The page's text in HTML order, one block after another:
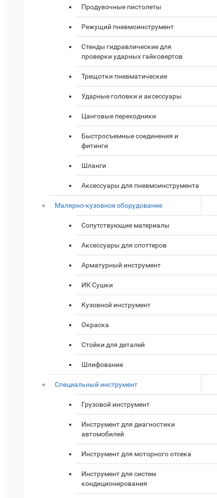
Продувочные пистолеты
Режущий пневмоинструмент
Стенды гидравлические для
проверки ударных гайковертов
Трещотки пневматические
Ударные головки и аксессуары
Цанговые переходники
Быстросъемные соединения и
фитинги
Шланги
Аксессуары для пневмоинструмента
Малярно-кузовное оборудование
Cопутствующие материалы
Аксессуары для споттеров
Арматурный инструмент
ИК Сушки
Кузовной инструмент
Окраска
Стойки для деталей
Шлифование
Специальный инструмент
Грузовой инструмент
Инструмент для диагностики
автомобилей
Инструмент для моторного отсека
Инструмент для систем
кондиционирования